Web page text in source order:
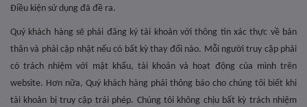
Điều kiện sử dụng đã đề ra.
Quý khách hàng sẽ phải đăng ký tài khoản với thông tin xác thực về bản
thân và phải cập nhật nếu có bất kỳ thay đổi nào. Mỗi người truy cập phải
có trách nhiệm với mật khẩu, tài khoản và hoạt động của mình trên
website. Hơn nữa, Quý khách hàng phải thông báo cho chúng tôi biết khi
tài khoản bị truy cập trái phép. Chúng tôi không chịu bất kỳ trách nhiệm